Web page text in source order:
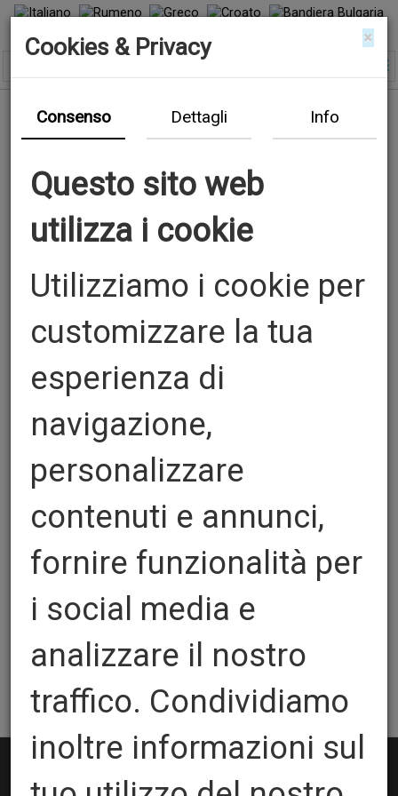
Zipper Rotary
Quantita':
Spessore:
AGGIUNGI AL CARRELLO
×
Cookies & Privacy
Consenso Dettagli Info
Questo sito web
utilizza i cookie
Utilizziamo i cookie per
customizzare la tua
esperienza di
navigazione,
personalizzare
contenuti e annunci,
fornire funzionalità per
i social media e
analizzare il nostro
traffico. Condividiamo
inoltre informazioni sul